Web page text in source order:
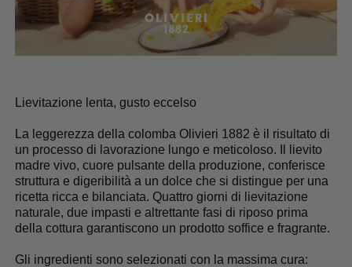
Lievitazione lenta, gusto eccelso
La leggerezza della colomba Olivieri 1882 è il risultato di
un processo di lavorazione lungo e meticoloso. Il lievito
madre vivo, cuore pulsante della produzione, conferisce
struttura e digeribilità a un dolce che si distingue per una
ricetta ricca e bilanciata. Quattro giorni di lievitazione
naturale, due impasti e altrettante fasi di riposo prima
della cottura garantiscono un prodotto soffice e fragrante.
Gli ingredienti sono selezionati con la massima cura: